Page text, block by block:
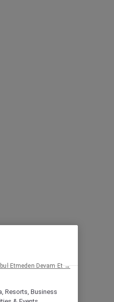
Resorts, Business
Etmeden Devam Et →